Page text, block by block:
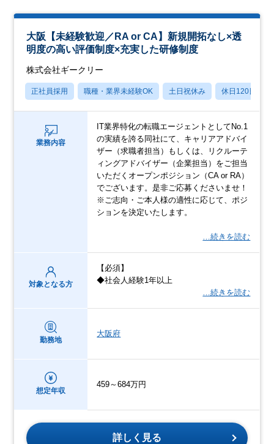
大阪【未経験歓迎／RA or CA】新規開拓なし×透
明度の高い評価制度×充実した研修制度
株式会社ギークリー
正社員採用 職種・業界未経験OK 土日祝休み 休日120日以上
業務内容
IT業界特化の転職エージェントとしてNo.1
の実績を誇る同社にて、キャリアアドバイ
ザー（求職者担当）もしくは、リクルーテ
ィングアドバイザー（企業担当）をご担当
いただくオープンポジション（CA or RA）
でございます。是非ご応募くださいませ！
※ご志向・ご本人様の適性に応じて、ポジ
ションを決定いたします。
…続きを読む
対象となる方
【必須】
◆社会人経験1年以上
…続きを読む
勤務地
大阪府
想定年収
459～684万円
詳しく見る